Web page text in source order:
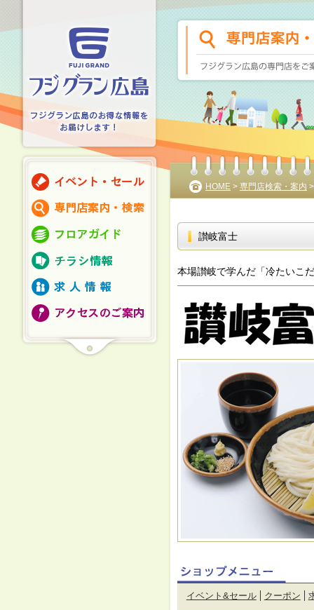
HOME > 専門店検索・案内
讃岐富士
本場讃岐で学んだ「冷たいこ
イベント&セール クーポン